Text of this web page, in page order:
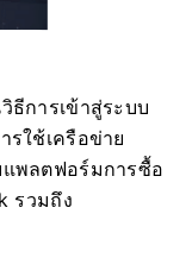
การเข้าสู่ระบบ
ใช้เครือข่าย
พลตฟอร์มการซื้อ
รวมถึง